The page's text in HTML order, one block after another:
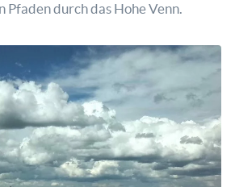
Pfaden durch das Hohe Venn.